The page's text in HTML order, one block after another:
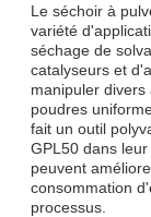
Le séchoir à
variété
séchage de
catalyseurs et
manipuler
poudres
fait un outil
GPL50 dans
peuvent
consommation
processus.